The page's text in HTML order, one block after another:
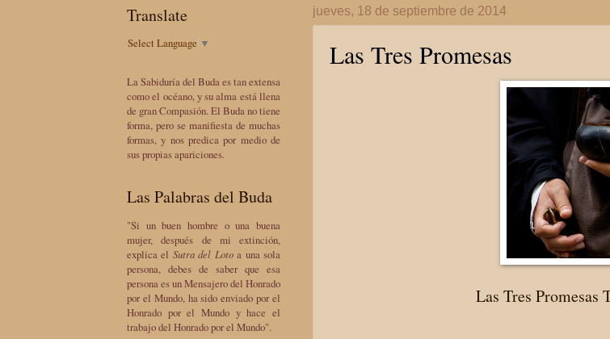
jueves, 18 de septiembre de 2014
Las Tres Promesas
Las Tres Promesas
Translate
Select Language ▼
La Sabiduría del Buda es tan extensa
como el océano, y su alma está llena
de gran Compasión. El Buda no tiene
forma, pero se manifiesta de muchas
formas, y nos predica por medio de
sus propias apariciones.
Las Palabras del Buda
"Si un buen hombre o una buena
mujer, después de mi extinción,
explica el Sutra del Lotoa una sola
persona, debes de saber que esa
persona es un Mensajero del Honrado
por el Mundo, ha sido enviado por el
Honrado por el Mundo y hace el
trabajo del Honrado por el Mundo".